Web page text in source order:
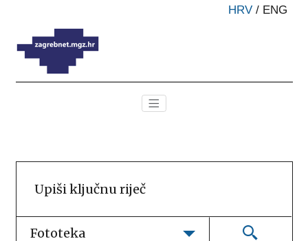
HRV / ENG
Fototeka